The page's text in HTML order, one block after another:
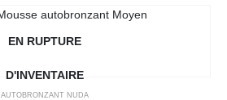
EN RUPTURE
D'INVENTAIRE
AUTOBRONZANT NUDA